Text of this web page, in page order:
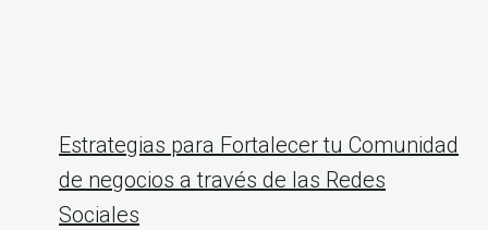
Estrategias para Fortalecer tu Comunidad
de negocios a través de las Redes
Sociales